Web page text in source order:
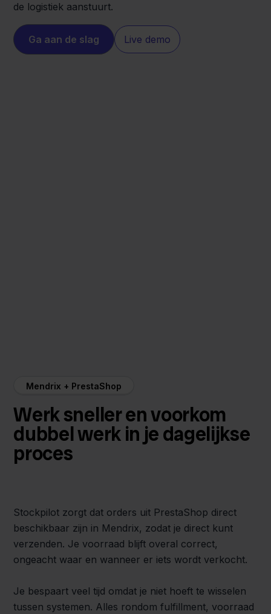
de logistiek aanstuurt.
Ga aan de slag Live demo
Mendrix + PrestaShop
Werk sneller en voorkom
dubbel werk in je dagelijkse
proces
Stockpilot zorgt dat orders uit PrestaShop direct
beschikbaar zijn in Mendrix, zodat je direct kunt
verzenden. Je voorraad blijft overal correct,
ongeacht waar en wanneer er iets wordt verkocht.
Je bespaart veel tijd omdat je niet hoeft te wisselen
tussen systemen. Alles rondom fulfillment, voorraad